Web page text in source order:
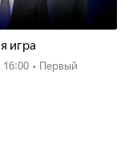
игра
16:00 • Первый